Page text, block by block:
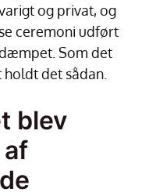
og privat, og
ceremoni udført
Som det
holdt det sådan.
blev